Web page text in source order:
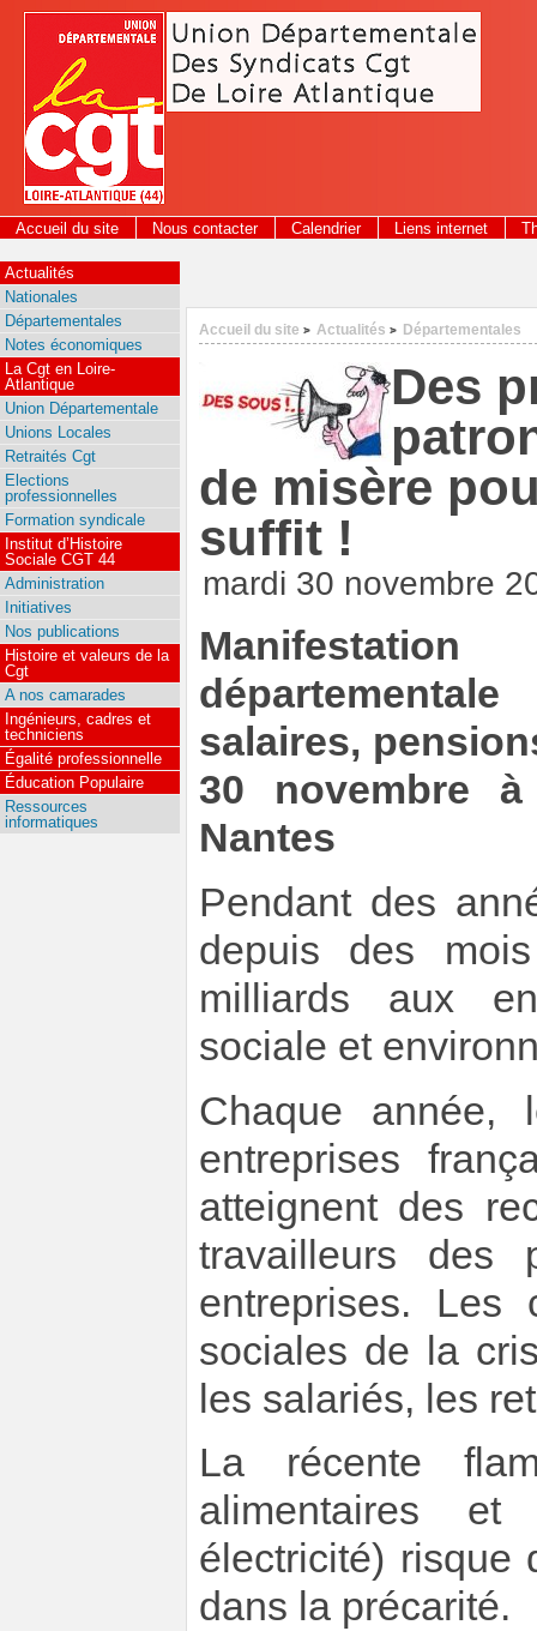
Panneau de gestion des cookies
Accueil du site Nous contacter Calendrier Liens internet
Accueil du site > Actualités > Départementales
Des
de misère
suffit !
mardi 30 novembre
salaires,
30 novembre
Nantes
Pendant des
depuis des
milliards aux
sociale et
Chaque année,
entreprises
atteignent des
travailleurs des
entreprises. Les
sociales de la
les salariés, les
La récente
alimentaires
électricité) risque
dans la précarité.
Actualités
Nationales
Départementales
Notes économiques
La Cgt en Loire-
Atlantique
Union Départementale
Unions Locales
Retraités Cgt
Elections
professionnelles
Formation syndicale
Institut d’Histoire
Sociale CGT 44
Administration
Initiatives
Nos publications
Histoire et valeurs de la
Cgt
A nos camarades
Ingénieurs, cadres et
techniciens
Égalité professionnelle
Éducation Populaire
Ressources
informatiques